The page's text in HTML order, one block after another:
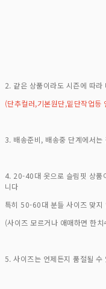
2. 같은 상품이라도 시즌에 따
(단추컬러,기본원단,밑단작업등
3. 배송준비, 배송중 단계에서는
4. 20-40대 옷으로 슬림핏 상품
니다
특히 50-60대 분들 사이즈 맞지
(사이즈 모르거나 애매하면 한
5. 사이즈는 언제든지 품절될 수